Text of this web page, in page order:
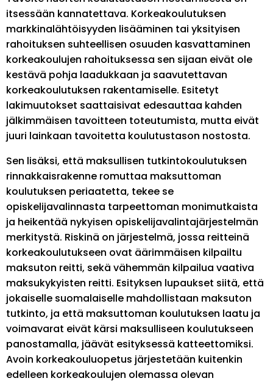
itsessään kannatettava. Korkeakoulutuksen
markkinalähtöisyyden lisääminen tai yksityisen
rahoituksen suhteellisen osuuden kasvattaminen
korkeakoulujen rahoituksessa sen sijaan eivät ole
kestävä pohja laadukkaan ja saavutettavan
korkeakoulutuksen rakentamiselle. Esitetyt
lakimuutokset saattaisivat edesauttaa kahden
jälkimmäisen tavoitteen toteutumista, mutta eivät
juuri lainkaan tavoitetta koulutustason nostosta.
Sen lisäksi, että maksullisen tutkintokoulutuksen
rinnakkaisrakenne romuttaa maksuttoman
koulutuksen periaatetta, tekee se
opiskelijavalinnasta tarpeettoman monimutkaista
ja heikentää nykyisen opiskelijavalintajärjestelmän
merkitystä. Riskinä on järjestelmä, jossa reitteinä
korkeakoulutukseen ovat äärimmäisen kilpailtu
maksuton reitti, sekä vähemmän kilpailua vaativa
maksukykyisten reitti. Esityksen lupaukset siitä, että
jokaiselle suomalaiselle mahdollistaan maksuton
tutkinto, ja että maksuttoman koulutuksen laatu ja
voimavarat eivät kärsi maksulliseen koulutukseen
panostamalla, jäävät esityksessä katteettomiksi.
Avoin korkeakouluopetus järjestetään kuitenkin
edelleen korkeakoulujen olemassa olevan